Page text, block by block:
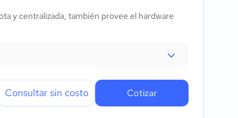
y centralizada, también provee el hardware
Consultar sin costo Cotizar